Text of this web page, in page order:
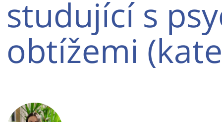
studující s
obtížemi